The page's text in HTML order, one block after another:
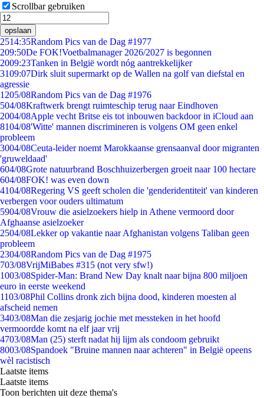
Scrollbar gebruiken
opslaan
2514:35Random Pics van de Dag #1977
209:50De FOK!Voetbalmanager 2026/2027 is begonnen
2009:23Tanken in België wordt nóg aantrekkelijker
3109:07Dirk sluit supermarkt op de Wallen na golf van diefstal en
agressie
1205/08Random Pics van de Dag #1976
504/08Kraftwerk brengt ruimteschip terug naar Eindhoven
2004/08Apple vecht Britse eis tot inbouwen backdoor in iCloud aan
8104/08'Witte' mannen discrimineren is volgens OM geen enkel
probleem
3004/08Ceuta-leider noemt Marokkaanse grensaanval door migranten
'gruweldaad'
604/08Grote natuurbrand Boschhuizerbergen groeit naar 100 hectare
604/08FOK! was even down
4104/08Regering VS geeft scholen die 'genderidentiteit' van kinderen
verbergen voor ouders ultimatum
5904/08Vrouw die asielzoekers hielp in Athene vermoord door
Afghaanse asielzoeker
2504/08Lekker op vakantie naar Afghanistan volgens Taliban geen
probleem
2304/08Random Pics van de Dag #1975
703/08VrijMiBabes #315 (not very sfw!)
1003/08Spider-Man: Brand New Day knalt naar bijna 800 miljoen
euro in eerste weekend
1103/08Phil Collins dronk zich bijna dood, kinderen moesten al
afscheid nemen
3403/08Man die zesjarig jochie met messteken in het hoofd
vermoordde komt na elf jaar vrij
4703/08Man (25) sterft nadat hij lijm als condoom gebruikt
8003/08Spandoek "Bruine mannen naar achteren" in België opeens
wèl racistisch
Laatste items
Laatste items
Toon berichten uit deze thema's